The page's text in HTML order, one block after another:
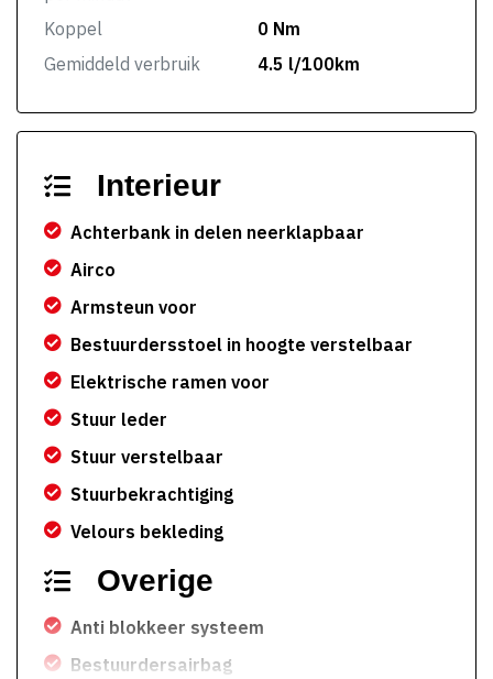
Koppel
0 Nm
Gemiddeld verbruik
4.5 l/100km
Interieur
Achterbank in delen neerklapbaar
Airco
Armsteun voor
Bestuurdersstoel in hoogte verstelbaar
Elektrische ramen voor
Stuur leder
Stuur verstelbaar
Stuurbekrachtiging
Velours bekleding
Overige
Anti blokkeer systeem
Bestuurdersairbag